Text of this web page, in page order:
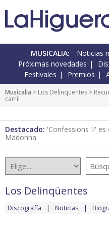
MUSICALIA: Noticias
Próximas novedades
Festivales
Premios
Musicalia > Los Delinqüentes >
carril
Destacado: 'Confessions II' es
Madonna
Los Delinqüentes
Discografía Noticias